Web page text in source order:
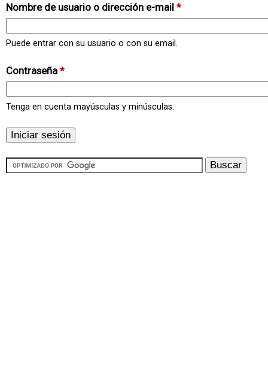
Nombre de usuario o dirección e-mail *
Puede entrar con su usuario o con su email.
Contraseña *
Tenga en cuenta mayúsculas y minúsculas.